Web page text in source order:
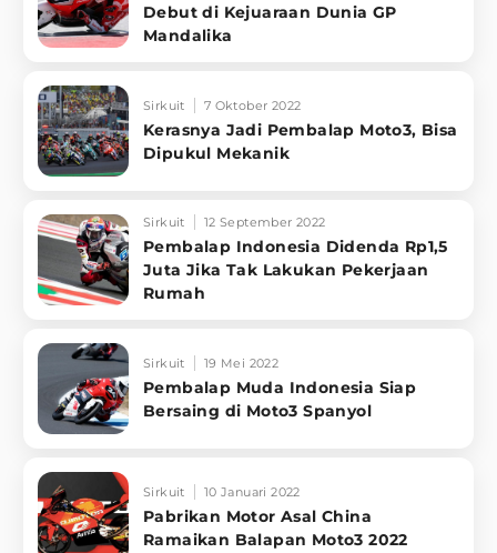
Debut di Kejuaraan Dunia GP
Mandalika
Sirkuit 7 Oktober 2022
Kerasnya Jadi Pembalap Moto3, Bisa
Dipukul Mekanik
Sirkuit 12 September 2022
Pembalap Indonesia Didenda Rp1,5
Juta Jika Tak Lakukan Pekerjaan
Rumah
Sirkuit 19 Mei 2022
Pembalap Muda Indonesia Siap
Bersaing di Moto3 Spanyol
Sirkuit 10 Januari 2022
Pabrikan Motor Asal China
Ramaikan Balapan Moto3 2022